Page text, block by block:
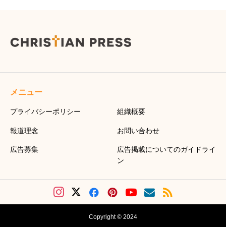
メニュー
プライバシーポリシー 組織概要
報道理念 お問い合わせ
広告募集
広告掲載についてのガイドライ
ン
Copyright © 2024